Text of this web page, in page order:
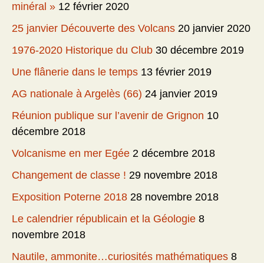
minéral » 12 février 2020
25 janvier Découverte des Volcans 20 janvier 2020
1976-2020 Historique du Club 30 décembre 2019
Une flânerie dans le temps 13 février 2019
AG nationale à Argelès (66) 24 janvier 2019
Réunion publique sur l’avenir de Grignon 10
décembre 2018
Volcanisme en mer Egée 2 décembre 2018
Changement de classe ! 29 novembre 2018
Exposition Poterne 2018 28 novembre 2018
Le calendrier républicain et la Géologie 8
novembre 2018
Nautile, ammonite…curiosités mathématiques 8